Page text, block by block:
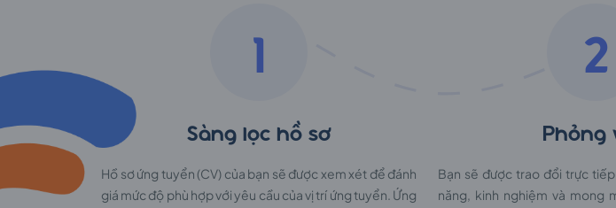
1
Sàng lọc hồ sơ
Hồ sơ ứng tuyển (CV) của bạn sẽ được xem xét để đánh
giá mức độ phù hợp với yêu cầu của vị trí ứng tuyển. Ứng
2
Phỏng
Bạn sẽ được trao đổi trực
năng, kinh nghiệm và mong